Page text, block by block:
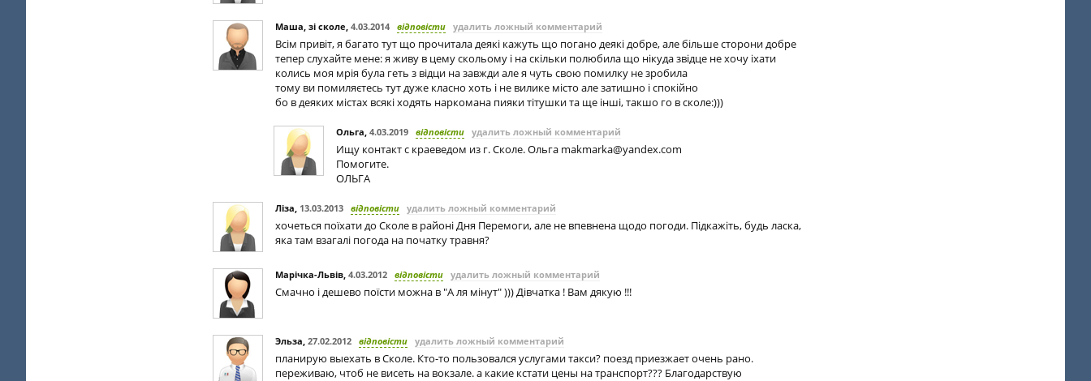
Маша, зі сколе, 4.03.2014 відповісти удалить ложный комментарий
Всім привіт, я багато тут що прочитала деякі кажуть що погано деякі добре, але більше сторони добре
тепер слухайте мене: я живу в цему скольому і на скільки полюбила що нікуда звідце не хочу іхати
колись моя мрія була геть з відци на завжди але я чуть свою помилку не зробила
тому ви помиляєтесь тут дуже класно хоть і не вилике місто але затишно і спокійно
бо в деяких містах всякі ходять наркомана пияки тітушки та ще інші, такшо го в сколе:)))
Ольга, 4.03.2019 відповісти удалить ложный комментарий
Ищу контакт с краеведом из г. Сколе. Ольга makmarka@yandex.com
Помогите.
ОЛЬГА
Ліза, 13.03.2013 відповісти удалить ложный комментарий
хочеться поїхати до Сколе в районі Дня Перемоги, але не впевнена щодо погоди. Підкажіть, будь ласка,
яка там взагалі погода на початку травня?
Марічка-Львів, 4.03.2012 відповісти удалить ложный комментарий
Смачно і дешево поїсти можна в "А ля мінут" ))) Дівчатка ! Вам дякую !!!
Эльза, 27.02.2012 відповісти удалить ложный комментарий
планирую выехать в Сколе. Кто-то пользовался услугами такси? поезд приезжает очень рано.
переживаю, чтоб не висеть на вокзале. а какие кстати цены на транспорт??? Благодарствую